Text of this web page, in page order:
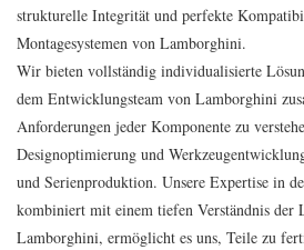
strukturelle Integrität und perfekte
Montagesystemen von Lamborghini.
Wir bieten vollständig individualisierte
dem Entwicklungsteam von Lamborghini
Anforderungen jeder Komponente zu
Designoptimierung und
und Serienproduktion. Unsere Expertise in
kombiniert mit einem tiefen Verständnis der
Lamborghini, ermöglicht es uns, Teile zu